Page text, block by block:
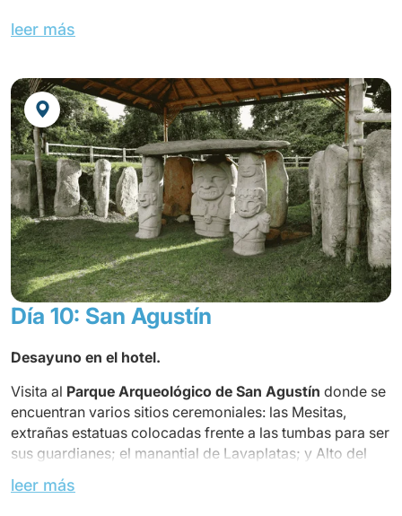
Cenay alojamiento en el hotel.
leer más
Día 10: San Agustín
Desayuno en el hotel.
Visita al Parque Arqueológico de San Agustín donde se
encuentran varios sitios ceremoniales: las Mesitas,
extrañas estatuas colocadas frente a las tumbas para ser
sus guardianes; el manantial de Lavaplatas; y Alto del
Lavaplatas ubicado en la cima del cerro. A la entrada del
parque, se creó el Bosque de las Estatuas, colocado a lo
leer más